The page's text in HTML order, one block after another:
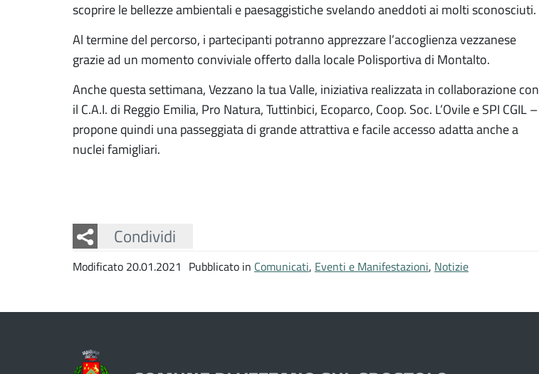
scoprire le bellezze ambientali e paesaggistiche svelando aneddoti ai molti sconosciuti.
Al termine del percorso, i partecipanti potranno apprezzare l’accoglienza vezzanese
grazie ad un momento conviviale offerto dalla locale Polisportiva di Montalto.
Anche questa settimana, Vezzano la tua Valle, iniziativa realizzata in collaborazione con
il C.A.I. di Reggio Emilia, Pro Natura, Tuttinbici, Ecoparco, Coop. Soc. L’Ovile e SPI CGIL –
propone quindi una passeggiata di grande attrattiva e facile accesso adatta anche a
nuclei famigliari.
Condividi
Facebook
Twitter
Whatsapp
Modificato 20.01.2021 Pubblicato in Comunicati, Eventi e Manifestazioni, Notizie